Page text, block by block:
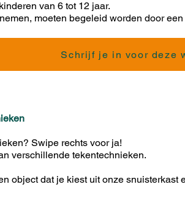
van 6 tot 12 jaar.
moeten begeleid worden door
Schrijf je in voor deze
Swipe rechts voor ja!
verschillende tekentechnieken.
object dat je kiest uit onze